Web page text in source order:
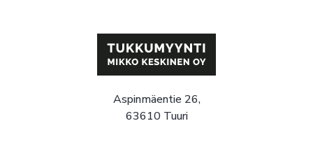
Aspinmäentie 26,
63610 Tuuri